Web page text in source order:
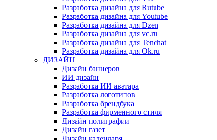
Разработка дизайна для Rutube
Разработка дизайна для Youtube
Разработка дизайна для Dzen
Разработка дизайна для vc.ru
Разработка дизайна для Tenchat
Разработка дизайна для Ok.ru
ДИЗАЙН
Дизайн баннеров
ИИ дизайн
Разработка ИИ аватара
Разработка логотипов
Разработка брендбука
Разработка фирменного стиля
Дизайн полиграфии
Дизайн газет
Дизайн календаря